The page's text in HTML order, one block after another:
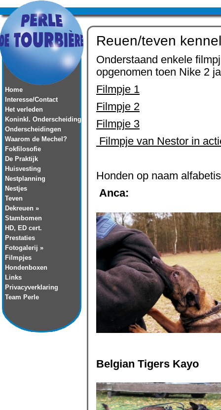
Home
Interesse/Contact
Het verleden
Koninkl. Onderscheiding
Onderscheidingen
Waarom de Mechel?
Fokfilosofie
De Praktijk
Huisvesting
Nestplanning
Nestjes
Teven
Dekreuen »
Stambomen
HD, ED cert.
Prestaties
Fotogalerij »
Filmpjes
Hondenboxen
Links
Privacyverklaring
Team Perle
Reuen/teven
Onderstaand enkele
opgenomen toen Nike 2
Filmpje 1
Filmpje 2
Filmpje 3
Filmpje van Nestor in
Honden op naam
Anca:
Belgian Tigers Kayo